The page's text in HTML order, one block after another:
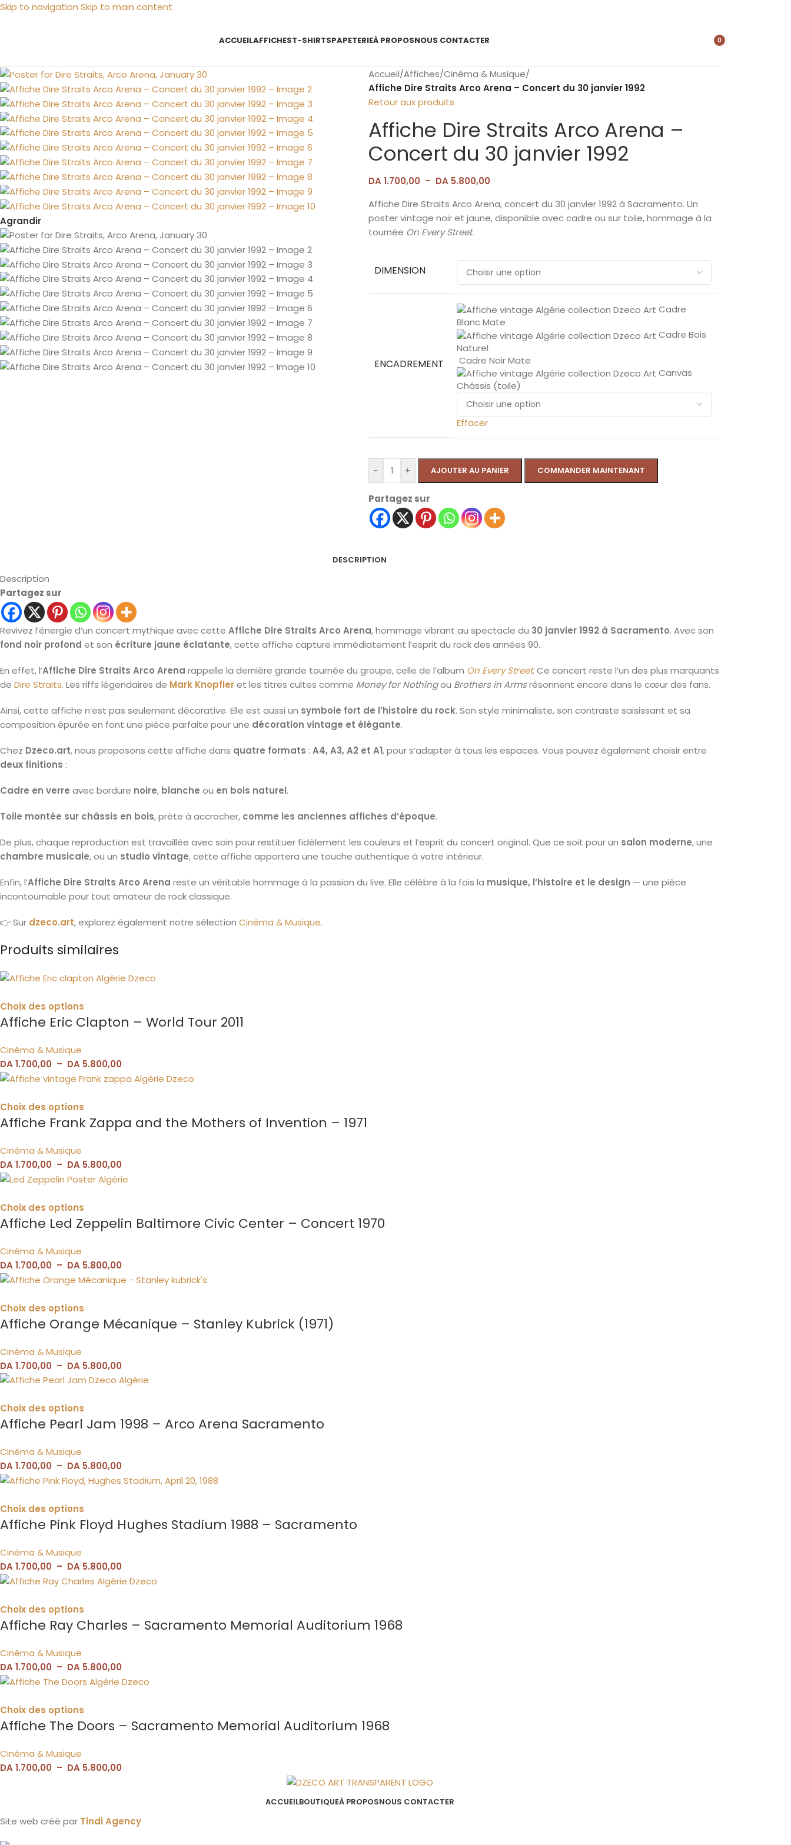
Skip to navigation Skip to main content
ACCUEILAFFICHEST-SHIRTSPAPETERIEÀ PROPOSNOUS CONTACTER
0
Agrandir
Accueil/Affiches/Cinéma & Musique/
Affiche Dire Straits Arco Arena – Concert du 30 janvier 1992
Retour aux produits
Affiche Dire Straits Arco Arena –
Concert du 30 janvier 1992
DA1.700,00 – DA5.800,00
Affiche Dire Straits Arco Arena, concert du 30 janvier 1992 à Sacramento. Un
poster vintage noir et jaune, disponible avec cadre ou sur toile, hommage à la
tournée On Every Street.
DIMENSION
ENCADREMENT
Cadre
Blanc Mate
Cadre Bois
Naturel
Cadre Noir Mate
Canvas
Châssis (toile)
Effacer
- + AJOUTER AU PANIER COMMANDER MAINTENANT
Partagez sur
DESCRIPTION
Description
Partagez sur
Revivez l’énergie d’un concert mythique avec cette Affiche Dire Straits Arco Arena, hommage vibrant au spectacle du 30 janvier 1992 à Sacramento. Avec son
fond noir profond et son écriture jaune éclatante, cette affiche capture immédiatement l’esprit du rock des années 90.
En effet, l’Affiche Dire Straits Arco Arena rappelle la dernière grande tournée du groupe, celle de l’album On Every Street. Ce concert reste l’un des plus marquants
de Dire Straits. Les riffs légendaires de Mark Knopfleret les titres cultes comme Money for Nothingou Brothers in Armsrésonnent encore dans le cœur des fans.
Ainsi, cette affiche n’est pas seulement décorative. Elle est aussi un symbole fort de l’histoire du rock. Son style minimaliste, son contraste saisissant et sa
composition épurée en font une pièce parfaite pour une décoration vintage et élégante.
Chez Dzeco.art, nous proposons cette affiche dans quatre formats : A4, A3, A2 et A1, pour s’adapter à tous les espaces. Vous pouvez également choisir entre
deux finitions :
Cadre en verre avec bordure noire, blanche ou en bois naturel.
Toile montée sur châssis en bois, prête à accrocher, comme les anciennes affiches d’époque.
De plus, chaque reproduction est travaillée avec soin pour restituer fidèlement les couleurs et l’esprit du concert original. Que ce soit pour un salon moderne, une
chambre musicale, ou un studio vintage, cette affiche apportera une touche authentique à votre intérieur.
Enfin, l’Affiche Dire Straits Arco Arena reste un véritable hommage à la passion du live. Elle célèbre à la fois la musique, l’histoire et le design — une pièce
incontournable pour tout amateur de rock classique.
👉 Sur dzeco.art, explorez également notre sélection Cinéma & Musique.
Produits similaires
Choix des options
Affiche Eric Clapton – World Tour 2011
Cinéma & Musique
DA1.700,00 – DA 5.800,00
Choix des options
Affiche Frank Zappa and the Mothers of Invention – 1971
Cinéma & Musique
DA1.700,00 – DA 5.800,00
Choix des options
Affiche Led Zeppelin Baltimore Civic Center – Concert 1970
Cinéma & Musique
DA1.700,00 – DA 5.800,00
Choix des options
Affiche Orange Mécanique – Stanley Kubrick (1971)
Cinéma & Musique
DA1.700,00 – DA 5.800,00
Choix des options
Affiche Pearl Jam 1998 – Arco Arena Sacramento
Cinéma & Musique
DA1.700,00 – DA 5.800,00
Choix des options
Affiche Pink Floyd Hughes Stadium 1988 – Sacramento
Cinéma & Musique
DA1.700,00 – DA 5.800,00
Choix des options
Affiche Ray Charles – Sacramento Memorial Auditorium 1968
Cinéma & Musique
DA1.700,00 – DA 5.800,00
Choix des options
Affiche The Doors – Sacramento Memorial Auditorium 1968
Cinéma & Musique
DA1.700,00 – DA 5.800,00
ACCUEILBOUTIQUEÀ PROPOSNOUS CONTACTER
Site web créé par Tindi Agency